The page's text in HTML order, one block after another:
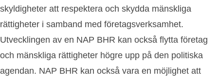
skyldigheter att respektera och skydda mänskliga
rättigheter i samband med företagsverksamhet.
Utvecklingen av en NAP BHR kan också flytta företag
och mänskliga rättigheter högre upp på den politiska
agendan. NAP BHR kan också vara en möjlighet att